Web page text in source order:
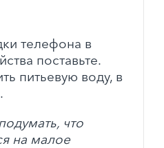
телефона в
поставьте.
питьевую воду, в
что
на малое